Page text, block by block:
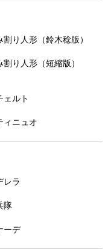
割り人形（鈴木稔版）
割り人形（短縮版）
ェルト
ィニュオ
レラ
隊
ーデ